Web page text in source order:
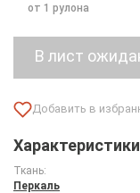
от 1 рулона
Характеристики
Ткань:
Перкаль